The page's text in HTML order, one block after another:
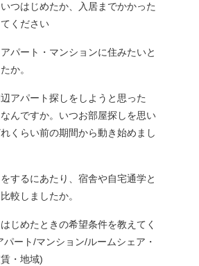
つはじめたか、入居までかかった
ください
パート・マンションに住みたいと
か。
アパート探しをしようと思った
んですか。いつお部屋探しを思い
くらい前の期間から動き始めまし
するにあたり、宿舎や自宅通学と
較しましたか。
じめたときの希望条件を教えてく
パート/マンション/ルームシェア・
・地域)